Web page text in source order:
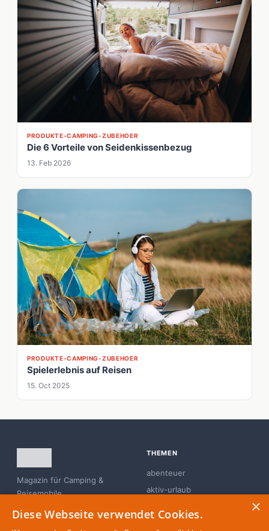
PRODUKTE-CAMPING-ZUBEHOER
Die 6 Vorteile von Seidenkissenbezug
13. Feb 2026
PRODUKTE-CAMPING-ZUBEHOER
Spielerlebnis auf Reisen
15. Oct 2025
Magazin für Camping &
Reisemobile
THEMEN
abenteuer
aktiv-urlaub
×
Diese Webseite verwendet Cookies.